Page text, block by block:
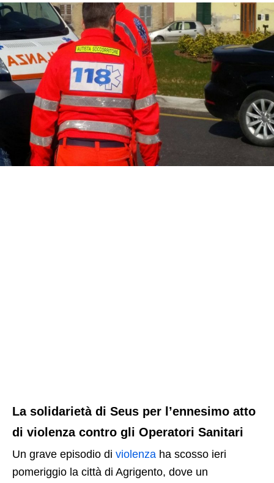
La solidarietà di Seus per l’ennesimo atto
di violenza contro gli Operatori Sanitari
Un grave episodio di violenza ha scosso ieri
pomeriggio la città di Agrigento, dove un